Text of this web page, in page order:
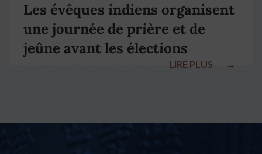
Les évêques indiens organisent
une journée de prière et de
jeûne avant les élections
LIRE PLUS →